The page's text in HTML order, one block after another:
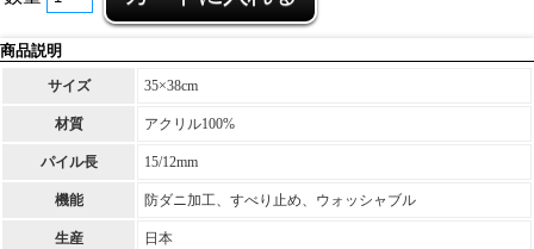
商品説明
サイズ 35×38cm
材質 アクリル100%
パイル長 15/12mm
機能 防ダニ加工、すべり止め、ウォッシャブル
生産 日本